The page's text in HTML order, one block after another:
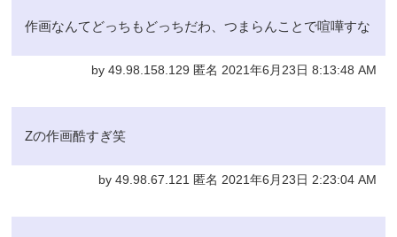
作画なんてどっちもどっちだわ、つまらんことで喧嘩すな
by 49.98.158.129 匿名 2021年6月23日 8:13:48 AM
Zの作画酷すぎ笑
by 49.98.67.121 匿名 2021年6月23日 2:23:04 AM